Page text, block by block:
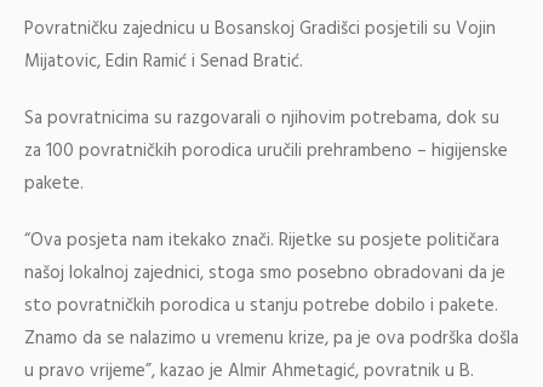
Povratničku zajednicu u Bosanskoj Gradišci posjetili su Vojin
Mijatovic, Edin Ramić i Senad Bratić.
Sa povratnicima su razgovarali o njihovim potrebama, dok su
za 100 povratničkih porodica uručili prehrambeno – higijenske
pakete.
“Ova posjeta nam itekako znači. Rijetke su posjete političara
našoj lokalnoj zajednici, stoga smo posebno obradovani da je
sto povratničkih porodica u stanju potrebe dobilo i pakete.
Znamo da se nalazimo u vremenu krize, pa je ova podrška došla
u pravo vrijeme”, kazao je Almir Ahmetagić, povratnik u B.